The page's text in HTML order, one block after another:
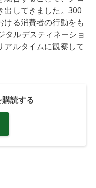
出してきました。300
ける消費者の行動をも
タルデスティネーショ
アルタイムに観察して
読する